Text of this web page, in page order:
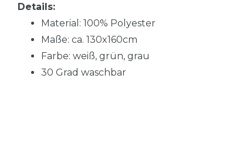
Details:
Material: 100% Polyester
Maße: ca. 130x160cm
Farbe: weiß, grün, grau
30 Grad waschbar